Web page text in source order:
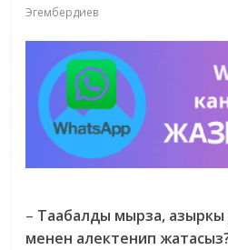
Эгембердиев
– Таабалды мырза,
менен алектенип